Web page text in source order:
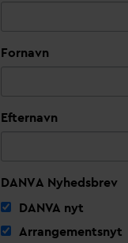
Fornavn
Efternavn
DANVA Nyhedsbrev
DANVA nyt
Arrangementsnyt